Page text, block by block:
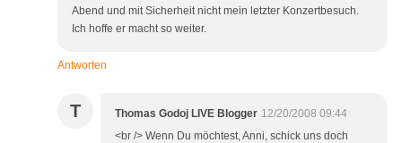
Abend und mit Sicherheit nicht mein letzter Konzertbesuch.
Ich hoffe er macht so weiter.
Antworten
T Thomas Godoj LIVE Blogger 12/20/2008 09:44
<br /> Wenn Du möchtest, Anni, schick uns doch